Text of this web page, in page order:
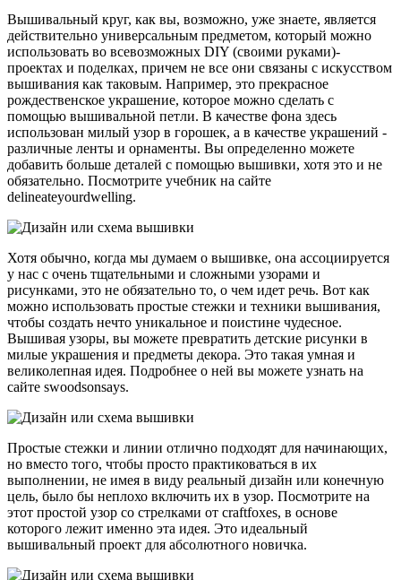
Вышивальный круг, как вы, возможно, уже знаете, является
действительно универсальным предметом, который можно
использовать во всевозможных DIY (своими руками)-
проектах и поделках, причем не все они связаны с искусством
вышивания как таковым. Например, это прекрасное
рождественское украшение, которое можно сделать с
помощью вышивальной петли. В качестве фона здесь
использован милый узор в горошек, а в качестве украшений -
различные ленты и орнаменты. Вы определенно можете
добавить больше деталей с помощью вышивки, хотя это и не
обязательно. Посмотрите учебник на сайте
delineateyourdwelling.
Хотя обычно, когда мы думаем о вышивке, она ассоциируется
у нас с очень тщательными и сложными узорами и
рисунками, это не обязательно то, о чем идет речь. Вот как
можно использовать простые стежки и техники вышивания,
чтобы создать нечто уникальное и поистине чудесное.
Вышивая узоры, вы можете превратить детские рисунки в
милые украшения и предметы декора. Это такая умная и
великолепная идея. Подробнее о ней вы можете узнать на
сайте swoodsonsays.
Простые стежки и линии отлично подходят для начинающих,
но вместо того, чтобы просто практиковаться в их
выполнении, не имея в виду реальный дизайн или конечную
цель, было бы неплохо включить их в узор. Посмотрите на
этот простой узор со стрелками от craftfoxes, в основе
которого лежит именно эта идея. Это идеальный
вышивальный проект для абсолютного новичка.